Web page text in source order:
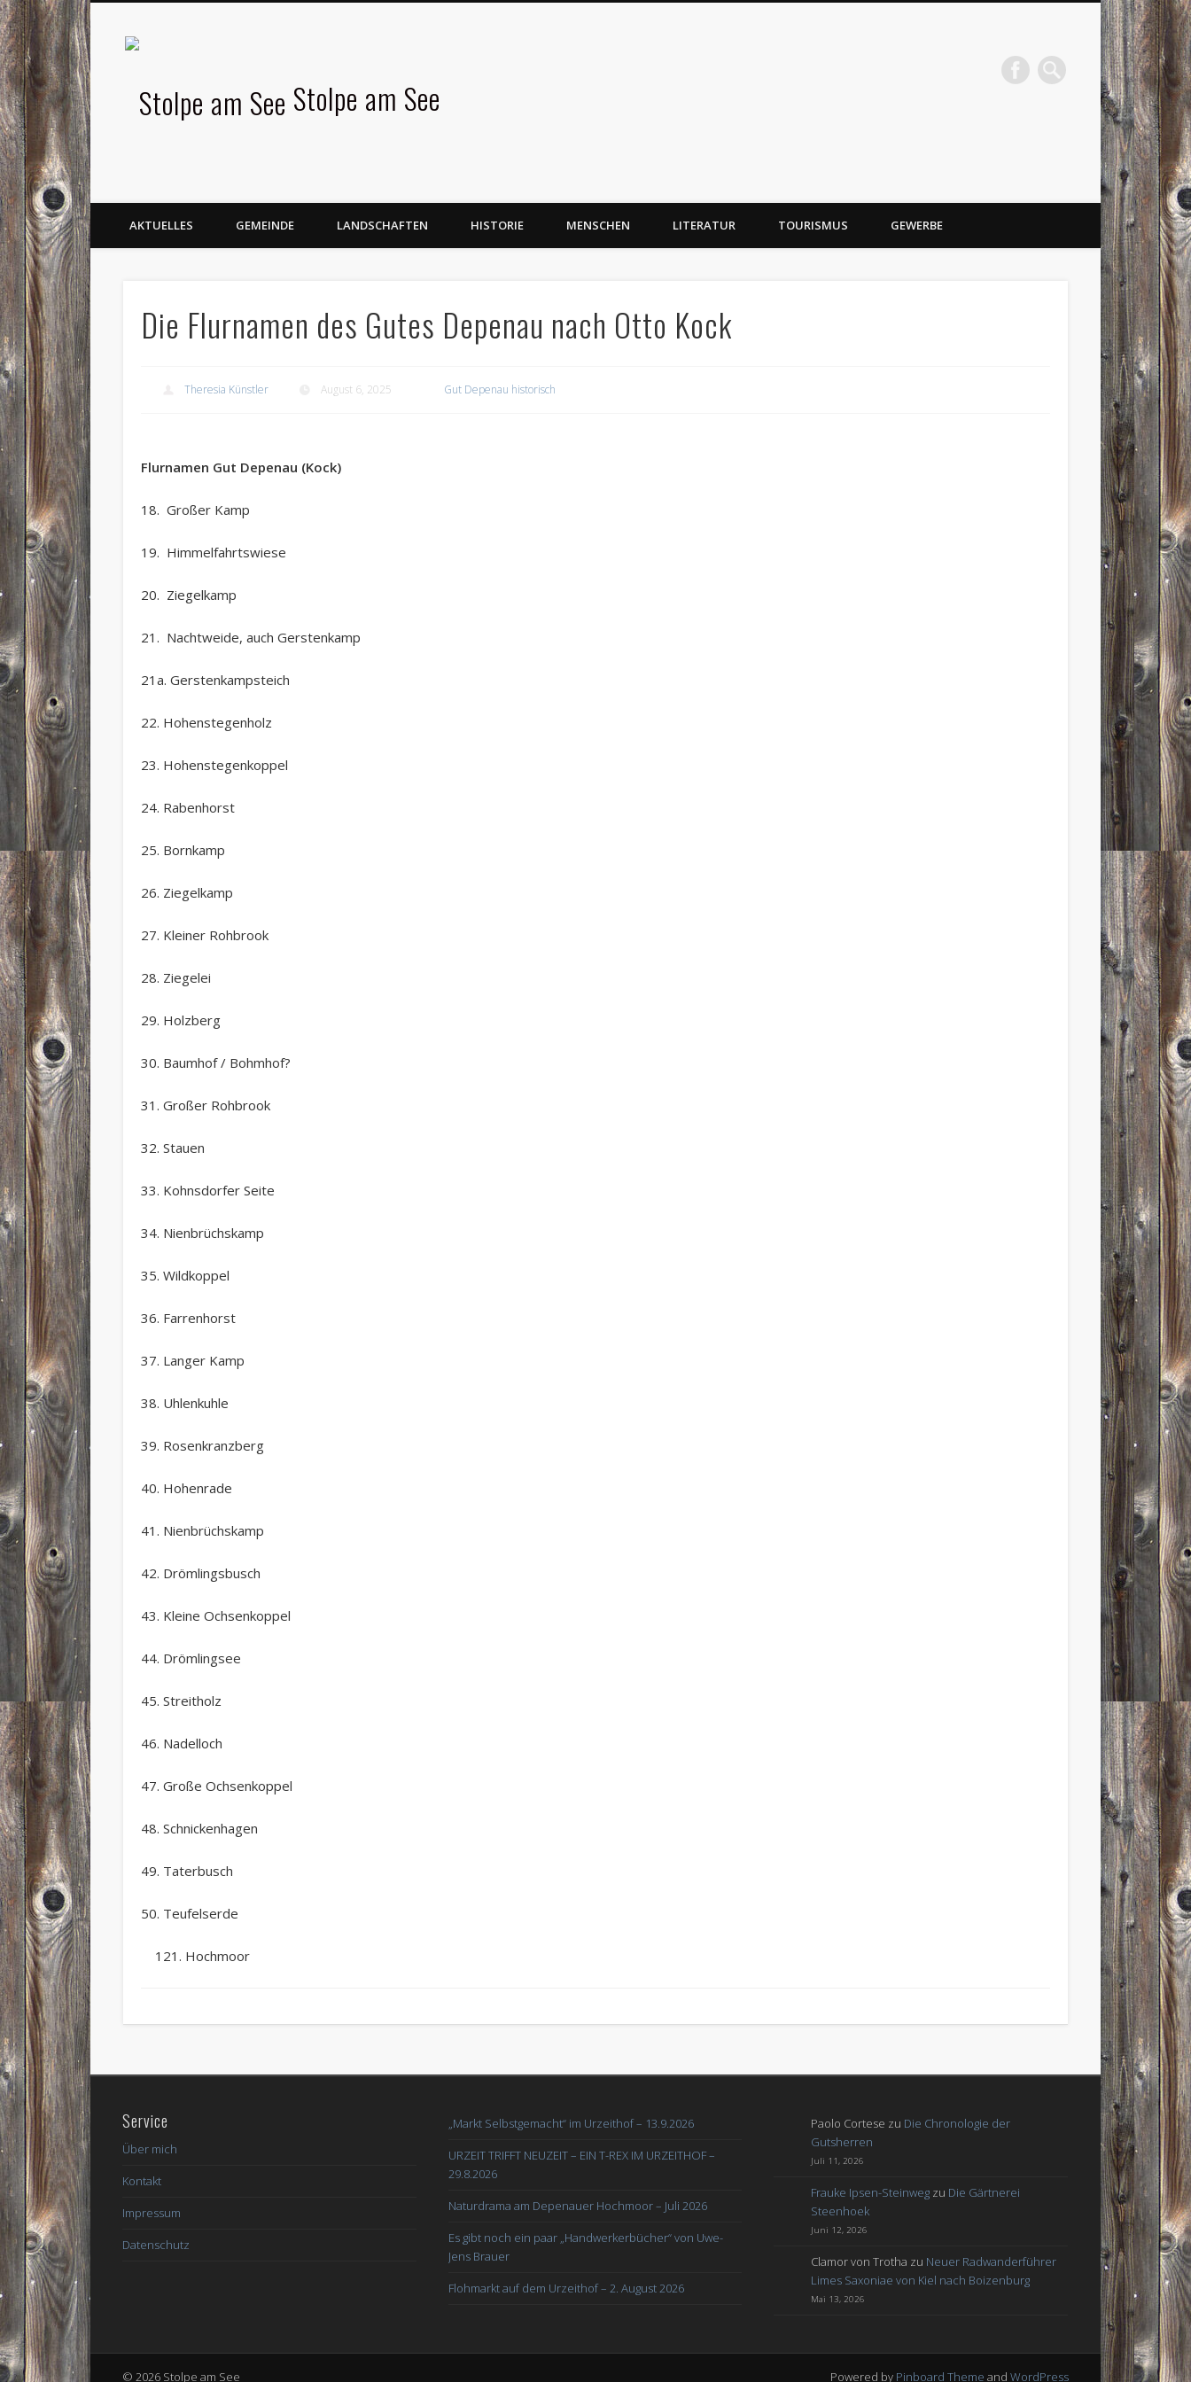
Stolpe am See
AKTUELLES GEMEINDE LANDSCHAFTEN HISTORIE MENSCHEN LITERATUR TOURISMUS GEWERBE
Die Flurnamen des Gutes Depenau nach Otto Kock
Theresia Künstler August 6, 2025 Gut Depenau historisch
Flurnamen Gut Depenau (Kock)
18. Großer Kamp
19. Himmelfahrtswiese
20. Ziegelkamp
21. Nachtweide, auch Gerstenkamp
21a. Gerstenkampsteich
22. Hohenstegenholz
23. Hohenstegenkoppel
24. Rabenhorst
25. Bornkamp
26. Ziegelkamp
27. Kleiner Rohbrook
28. Ziegelei
29. Holzberg
30. Baumhof / Bohmhof?
31. Großer Rohbrook
32. Stauen
33. Kohnsdorfer Seite
34. Nienbrüchskamp
35. Wildkoppel
36. Farrenhorst
37. Langer Kamp
38. Uhlenkuhle
39. Rosenkranzberg
40. Hohenrade
41. Nienbrüchskamp
42. Drömlingsbusch
43. Kleine Ochsenkoppel
44. Drömlingsee
45. Streitholz
46. Nadelloch
47. Große Ochsenkoppel
48. Schnickenhagen
49. Taterbusch
50. Teufelserde
121. Hochmoor
Service
Über mich
Kontakt
Impressum
Datenschutz
„Markt Selbstgemacht“ im Urzeithof – 13.9.2026
URZEIT TRIFFT NEUZEIT – EIN T-REX IM URZEITHOF –
29.8.2026
Naturdrama am Depenauer Hochmoor – Juli 2026
Es gibt noch ein paar „Handwerkerbücher“ von Uwe-
Jens Brauer
Flohmarkt auf dem Urzeithof – 2. August 2026
Paolo Cortese zu Die Chronologie der
Gutsherren
Juli 11, 2026
Frauke Ipsen-Steinweg zu Die Gärtnerei
Steenhoek
Juni 12, 2026
Clamor von Trotha zu Neuer Radwanderführer
Limes Saxoniae von Kiel nach Boizenburg
Mai 13, 2026
© 2026 Stolpe am See Powered by Pinboard Theme and WordPress